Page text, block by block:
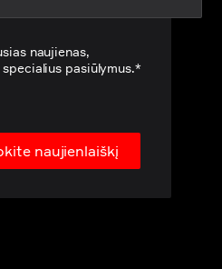
naujienas,
pasiūlymus.*
naujienlaiškį